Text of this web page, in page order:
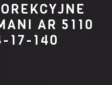
AR 5110
17-140